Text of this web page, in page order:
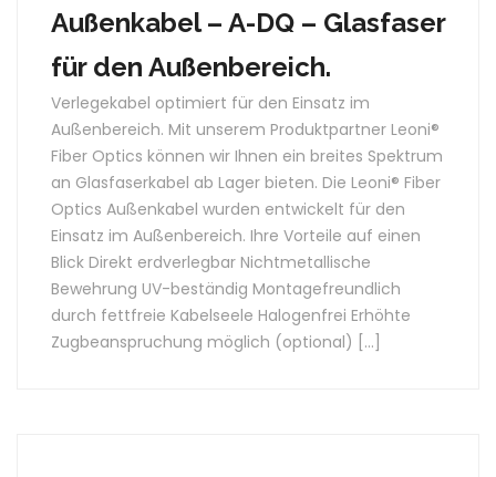
Außenkabel – A-DQ – Glasfaser
für den Außenbereich.
Verlegekabel optimiert für den Einsatz im
Außenbereich. Mit unserem Produktpartner Leoni®
Fiber Optics können wir Ihnen ein breites Spektrum
an Glasfaserkabel ab Lager bieten. Die Leoni® Fiber
Optics Außenkabel wurden entwickelt für den
Einsatz im Außenbereich. Ihre Vorteile auf einen
Blick Direkt erdverlegbar Nichtmetallische
Bewehrung UV-beständig Montagefreundlich
durch fettfreie Kabelseele Halogenfrei Erhöhte
Zugbeanspruchung möglich (optional) […]